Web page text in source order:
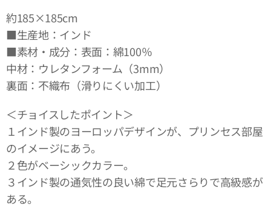
約185×185cm
■生産地：インド
■素材・成分：表面：綿100％
中材：ウレタンフォーム（3mm）
裏面：不織布（滑りにくい加工）
＜チョイスしたポイント＞
１インド製のヨーロッパデザインが、プリンセス部屋
のイメージにあう。
２色がベーシックカラー。
３インド製の通気性の良い綿で足元さらりで高級感が
ある。